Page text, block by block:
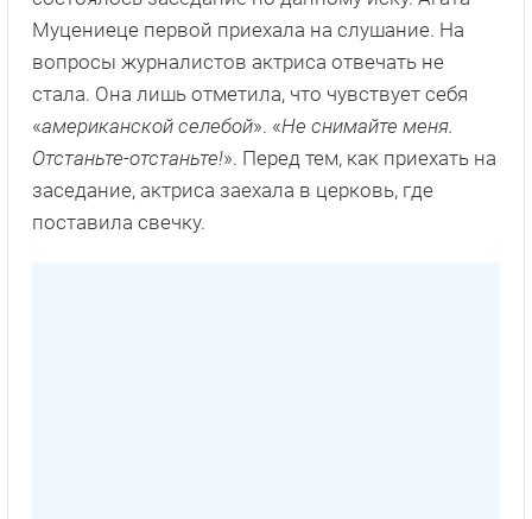
Муцениеце первой приехала на слушание. На
вопросы журналистов актриса отвечать не
стала. Она лишь отметила, что чувствует себя
«американской селебой». «Не снимайте меня.
Отстаньте-отстаньте!». Перед тем, как приехать на
заседание, актриса заехала в церковь, где
поставила свечку.